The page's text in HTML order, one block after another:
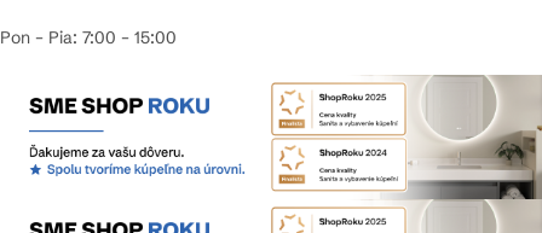
Pon – Pia: 7:00 – 15:00